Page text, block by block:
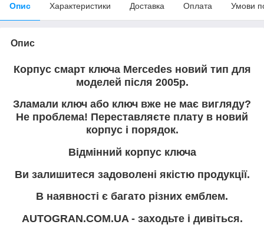
Опис Характеристики Доставка Оплата Умови
Опис
Корпус смарт ключа Mercedes новий тип для
моделей після 2005р.
Зламали ключ або ключ вже не має вигляду?
Не проблема! Переставляєте плату в новий
корпус і порядок.
Відмінний корпус ключа
Ви залишитеся задоволені якістю продукції.
В наявності є багато різних емблем.
AUTOGRAN.COM.UA - заходьте і дивіться.